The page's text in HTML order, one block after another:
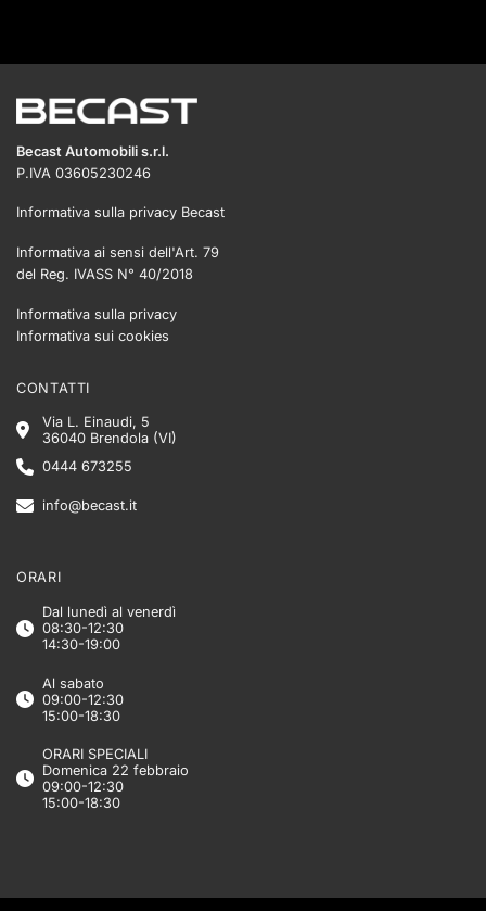
Becast Automobili s.r.l.
P.IVA 03605230246
Informativa sulla privacy Becast
Informativa ai sensi dell'Art. 79
del Reg. IVASS N° 40/2018
Informativa sulla privacy
Informativa sui cookies
CONTATTI
Via L. Einaudi, 5
36040 Brendola (VI)
0444 673255
info@becast.it
ORARI
Dal lunedì al venerdì
08:30-12:30
14:30-19:00
Al sabato
09:00-12:30
15:00-18:30
ORARI SPECIALI
Domenica 22 febbraio
09:00-12:30
15:00-18:30